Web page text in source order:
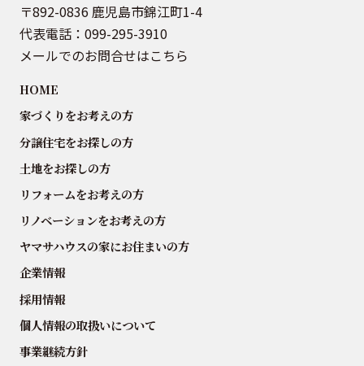
〒892-0836 鹿児島市錦江町1-4
代表電話： 099-295-3910
メールでのお問合せはこちら
HOME
家づくりをお考えの方
分譲住宅をお探しの方
土地をお探しの方
リフォームをお考えの方
リノベーションをお考えの方
ヤマサハウスの家にお住まいの方
企業情報
採用情報
個人情報の取扱いについて
事業継続方針